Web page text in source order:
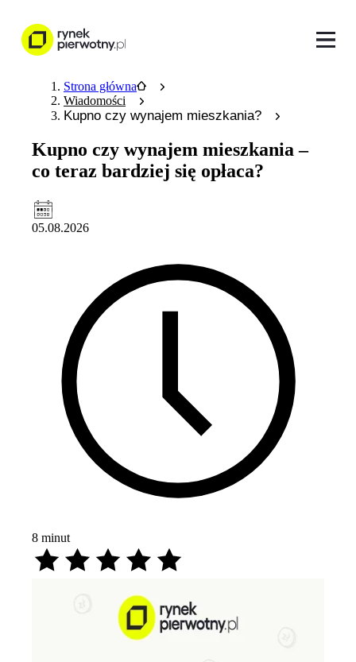
Strona główna
Wiadomości
Kupno czy wynajem mieszkania?
Kupno czy wynajem mieszkania –
co teraz bardziej się opłaca?
05.08.2026
8 minut